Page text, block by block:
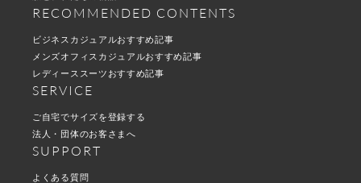
RECOMMENDED CONTENTS
ビジネスカジュアルおすすめ記事
メンズオフィスカジュアルおすすめ記事
レディーススーツおすすめ記事
SERVICE
ご自宅でサイズを登録する
法人・団体のお客さまへ
SUPPORT
よくある質問